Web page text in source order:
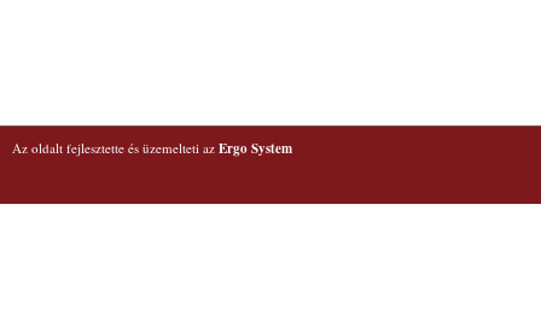
Az oldalt fejlesztette és üzemelteti az Ergo System